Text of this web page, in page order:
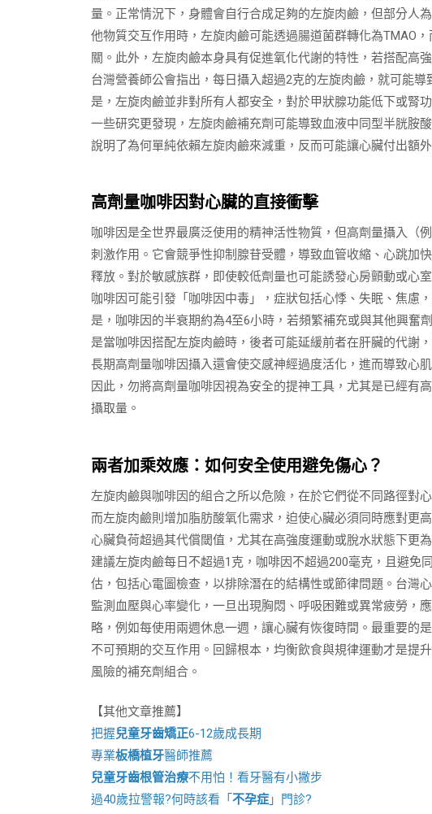
量。正常情況下，身體會自行合成足夠的左旋肉鹼，但部分人
他物質交互作用時，左旋肉鹼可能透過腸道菌群轉化為TMAO
關。此外，左旋肉鹼本身具有促進氧化代謝的特性，若搭配高
台灣營養師公會指出，每日攝入超過2克的左旋肉鹼，就可能
是，左旋肉鹼並非對所有人都安全，對於甲狀腺功能低下或腎
一些研究更發現，左旋肉鹼補充劑可能導致血液中同型半胱胺
說明了為何單純依賴左旋肉鹼來減重，反而可能讓心臟付出額外
高劑量咖啡因對心臟的直接衝擊
咖啡因是全世界最廣泛使用的精神活性物質，但高劑量攝入（
刺激作用。它會競爭性抑制腺苷受體，導致血管收縮、心跳加
釋放。對於敏感族群，即使較低劑量也可能誘發心房顫動或心
咖啡因可能引發「咖啡因中毒」，症狀包括心悸、失眠、焦慮
是，咖啡因的半衰期約為4至6小時，若頻繁補充或與其他興奮
是當咖啡因搭配左旋肉鹼時，後者可能延緩前者在肝臟的代謝
長期高劑量咖啡因攝入還會使交感神經過度活化，進而導致心
因此，勿將高劑量咖啡因視為安全的提神工具，尤其是已經有
攝取量。
兩者加乘效應：如何安全使用避免傷心？
左旋肉鹼與咖啡因的組合之所以危險，在於它們從不同路徑對
而左旋肉鹼則增加脂肪酸氧化需求，迫使心臟必須同時應對更
心臟負荷超過其代償閾值，尤其在高強度運動或脫水狀態下更
建議左旋肉鹼每日不超過1克，咖啡因不超過200毫克，且避免
估，包括心電圖檢查，以排除潛在的結構性或節律問題。台灣
監測血壓與心率變化，一旦出現胸悶、呼吸困難或異常疲勞，
略，例如每使用兩週休息一週，讓心臟有恢復時間。最重要的
不可預期的交互作用。回歸根本，均衡飲食與規律運動才是提
風險的補充劑組合。
【其他文章推薦】
把握兒童牙齒矯正6-12歲成長期
專業板橋植牙醫師推薦
兒童牙齒根管治療不用怕！看牙醫有小撇步
過40歲拉警報?何時該看「 不孕症 」門診?